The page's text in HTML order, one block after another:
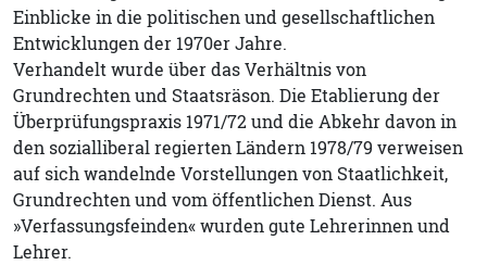
Einblicke in die politischen und gesellschaftlichen
Entwicklungen der 1970er Jahre.
Verhandelt wurde über das Verhältnis von
Grundrechten und Staatsräson. Die Etablierung der
Überprüfungspraxis 1971/72 und die Abkehr davon in
den sozialliberal regierten Ländern 1978/79 verweisen
auf sich wandelnde Vorstellungen von Staatlichkeit,
Grundrechten und vom öffentlichen Dienst. Aus
»Verfassungsfeinden« wurden gute Lehrerinnen und
Lehrer.